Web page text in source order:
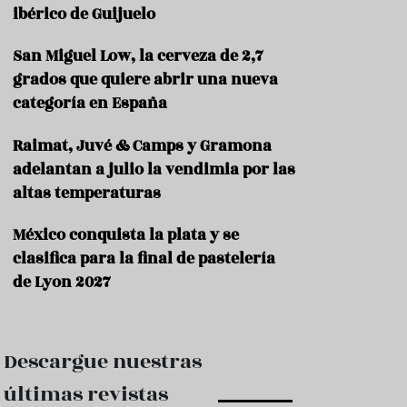
a
u
r
t
s
m
o
ibérico de Guijuelo
San Miguel Low, la cerveza de 2,7
grados que quiere abrir una nueva
categoría en España
Raimat, Juvé & Camps y Gramona
adelantan a julio la vendimia por las
altas temperaturas
México conquista la plata y se
clasifica para la final de pastelería
de Lyon 2027
Descargue nuestras
últimas revistas